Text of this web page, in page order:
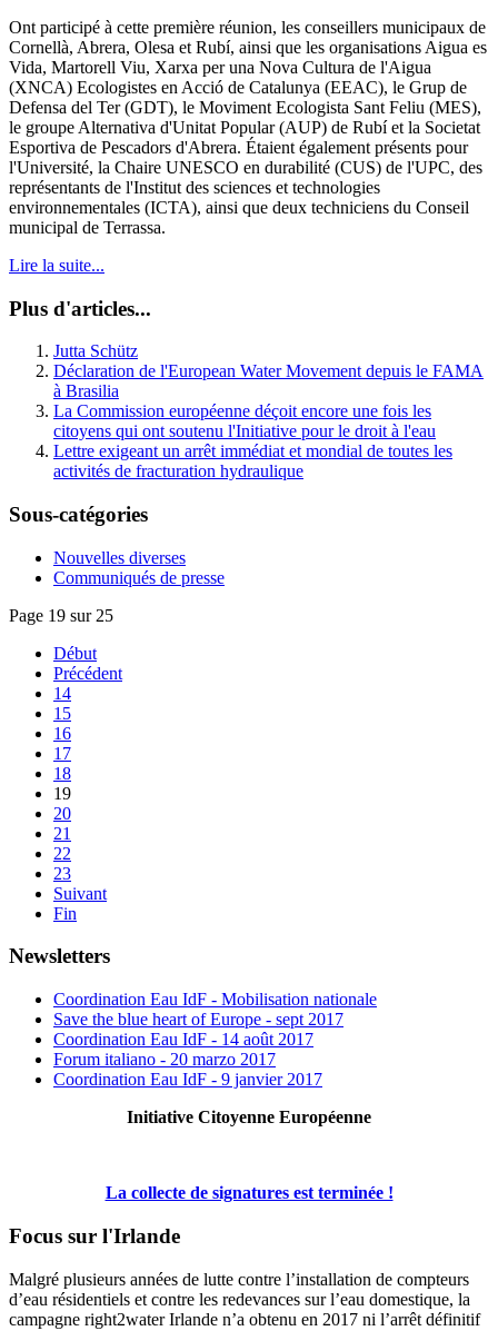
Ont participé à cette première réunion, les conseillers municipaux de
Cornellà, Abrera, Olesa et Rubí, ainsi que les organisations Aigua es
Vida, Martorell Viu, Xarxa per una Nova Cultura de l'Aigua
(XNCA) Ecologistes en Acció de Catalunya (EEAC), le Grup de
Defensa del Ter (GDT), le Moviment Ecologista Sant Feliu (MES),
le groupe Alternativa d'Unitat Popular (AUP) de Rubí et la Societat
Esportiva de Pescadors d'Abrera. Étaient également présents pour
l'Université, la Chaire UNESCO en durabilité (CUS) de l'UPC, des
représentants de l'Institut des sciences et technologies
environnementales (ICTA), ainsi que deux techniciens du Conseil
municipal de Terrassa.
Lire la suite...
Plus d'articles...
Jutta Schütz
Déclaration de l'European Water Movement depuis le FAMA
à Brasilia
La Commission européenne déçoit encore une fois les
citoyens qui ont soutenu l'Initiative pour le droit à l'eau
Lettre exigeant un arrêt immédiat et mondial de toutes les
activités de fracturation hydraulique
Sous-catégories
Nouvelles diverses
Communiqués de presse
Page 19 sur 25
Début
Précédent
14
15
16
17
18
19
20
21
22
23
Suivant
Fin
Newsletters
Coordination Eau IdF - Mobilisation nationale
Save the blue heart of Europe - sept 2017
Coordination Eau IdF - 14 août 2017
Forum italiano - 20 marzo 2017
Coordination Eau IdF - 9 janvier 2017
Initiative Citoyenne Européenne
La collecte de signatures est terminée !
Focus sur l'Irlande
Malgré plusieurs années de lutte contre l’installation de compteurs
d’eau résidentiels et contre les redevances sur l’eau domestique, la
campagne right2water Irlande n’a obtenu en 2017 ni l’arrêt définitif